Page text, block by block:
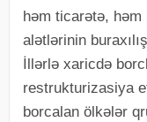
həm ticarətə, həm
alətlərinin
İllərlə xaricdə
restrukturizasiya
borcalan ölkələr